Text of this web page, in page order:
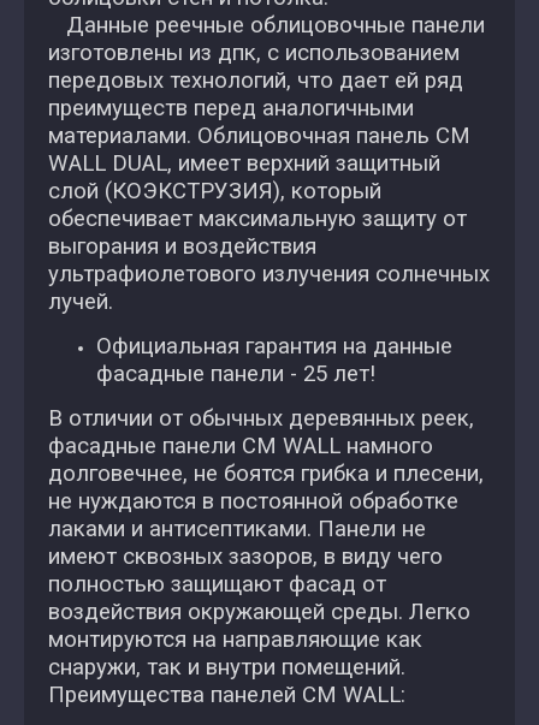
Данные реечные облицовочные панели
изготовлены из дпк, с использованием
передовых технологий, что дает ей ряд
преимуществ перед аналогичными
материалами. Облицовочная панель CM
WALL DUAL, имеет верхний защитный
слой (КОЭКСТРУЗИЯ), который
обеспечивает максимальную защиту от
выгорания и воздействия
ультрафиолетового излучения солнечных
лучей.
Официальная гарантия на данные
фасадные панели - 25 лет!
В отличии от обычных деревянных реек,
фасадные панели CM WALL намного
долговечнее, не боятся грибка и плесени,
не нуждаются в постоянной обработке
лаками и антисептиками. Панели не
имеют сквозных зазоров, в виду чего
полностью защищают фасад от
воздействия окружающей среды. Легко
монтируются на направляющие как
снаружи, так и внутри помещений.
Преимущества панелей CM WALL: